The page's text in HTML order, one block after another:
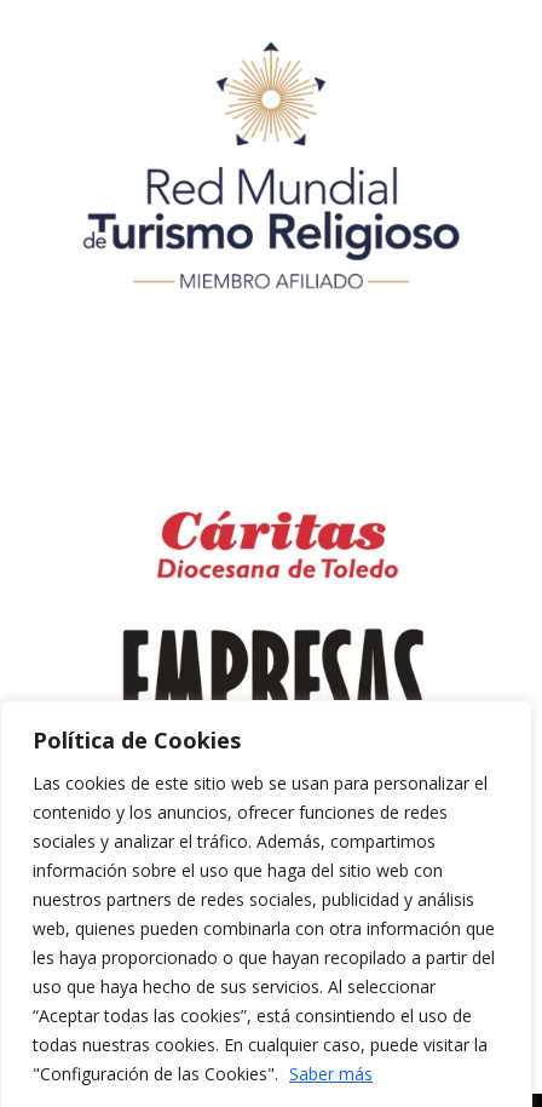
Política de Cookies
Las cookies de este sitio web se usan para personalizar el
contenido y los anuncios, ofrecer funciones de redes
sociales y analizar el tráfico. Además, compartimos
información sobre el uso que haga del sitio web con
nuestros partners de redes sociales, publicidad y análisis
web, quienes pueden combinarla con otra información que
les haya proporcionado o que hayan recopilado a partir del
uso que haya hecho de sus servicios. Al seleccionar
“Aceptar todas las cookies”, está consintiendo el uso de
todas nuestras cookies. En cualquier caso, puede visitar la
"Configuración de las Cookies". Saber más
Aviso Legal y Política de Privacidad
Política de Cookies